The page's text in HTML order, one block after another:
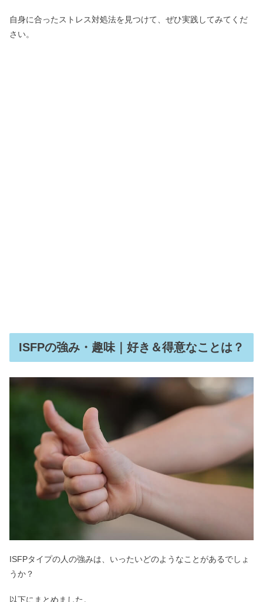
自身に合ったストレス対処法を見つけて、ぜひ実践してみてくだ
さい。
ISFPの強み・趣味｜好き＆得意なことは？
ISFPタイプの人の強みは、いったいどのようなことがあるでしょ
うか？
以下にまとめました。